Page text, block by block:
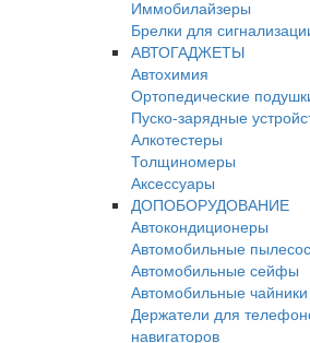
Иммобилайзеры
Брелки для
АВТОГАДЖЕТЫ
Автохимия
Ортопедические
Пуско-зарядные
Алкотестеры
Толщиномеры
Аксессуары
ДОПОБОРУДОВАНИЕ
Автокондиционеры
Автомобильные
Автомобильные сейфы
Автомобильные
Держатели для
навигаторов